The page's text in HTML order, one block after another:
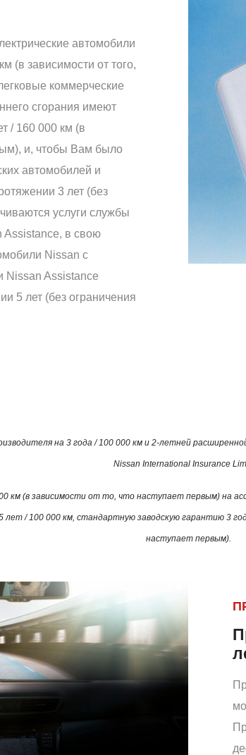
автомобили
(в зависимости от того,
коммерческие
сгорания имеют
/ 160 000 км (в
и, чтобы Вам было
автомобилей и
3 лет (без
услуги службы
Assistance, в свою
Nissan с
Nissan Assistance
5 лет (без ограничения
на 3 года / 100 000 км и 2-летней
Nissan International Insurance
км (в зависимости от то, что наступает первым) на
/ 100 000 км, стандартную заводскую гарантию 3
наступает первым).